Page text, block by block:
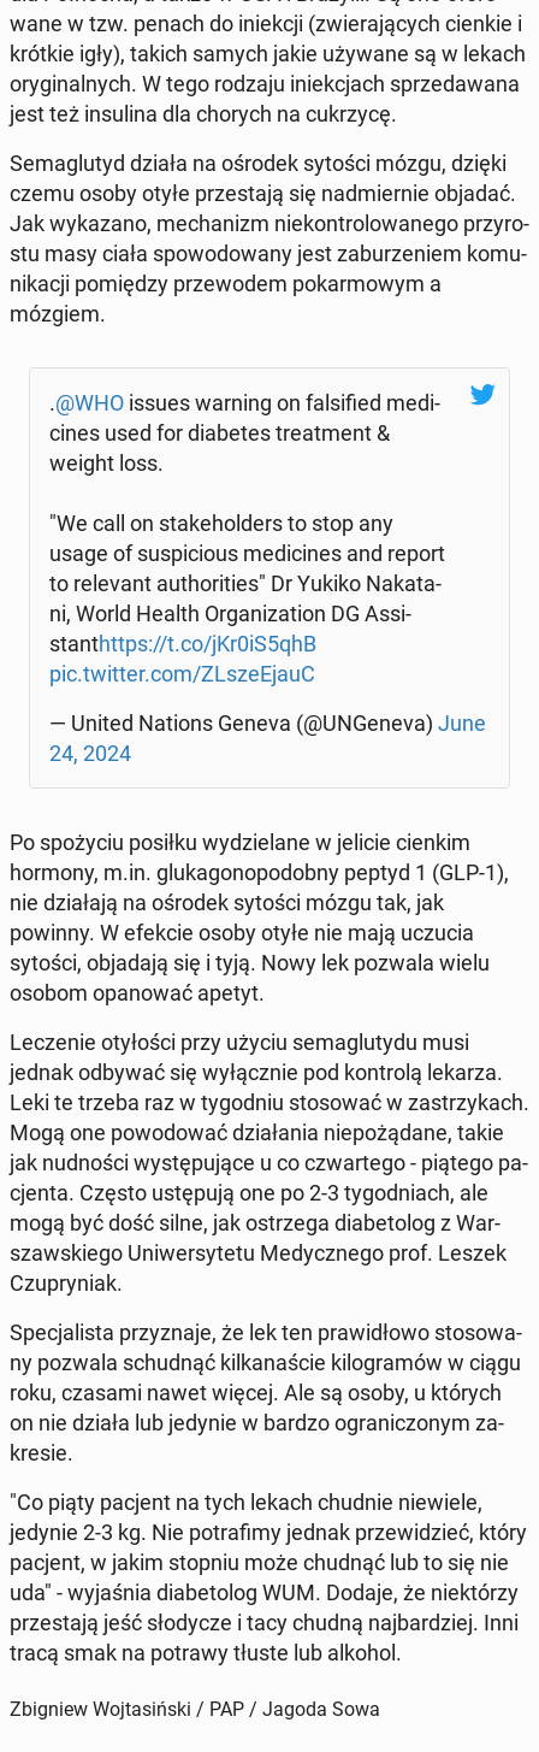
wa­ne w tzw. penach do in­iek­cji (zwie­ra­ją­cych cienkie i
krótkie igły), takich samych jakie używane są w lekach
ory­gi­nal­nych. W tego rodzaju in­iek­cjach sprze­da­wa­na
jest też in­su­li­na dla chorych na cu­krzy­cę.
Se­ma­glu­tyd działa na ośrodek sytości mózgu, dzięki
czemu osoby otyłe prze­sta­ją się nad­mier­nie objadać.
Jak wy­ka­za­no, me­cha­nizm nie­kon­tro­lo­wa­ne­go przy­ro­
stu masy ciała spo­wo­do­wa­ny jest za­bu­rze­niem ko­mu­
ni­ka­cji po­mię­dzy prze­wo­dem po­kar­mo­wym a
mózgiem.
.@WHO issues warning on fal­si­fied me­di­
ci­nes used for dia­be­tes tre­at­ment &
weight loss.
"We call on sta­ke­hol­ders to stop any
usage of su­spi­cio­us me­di­ci­nes and report
to re­le­vant au­tho­ri­ties" Dr Yukiko Na­ka­ta­
ni, World Health Or­ga­ni­za­tion DG As­si­
stanthttps://t.co/jKr0iS5qhB
pic.twitter.com/ZLsze­EjauC
— United Nations Geneva (@UNGe­ne­va) June
24, 2024
Po spo­ży­ciu posiłku wy­dzie­la­ne w jelicie cienkim
hormony, m.in. glu­ka­go­no­po­dob­ny peptyd 1 (GLP-1),
nie dzia­ła­ją na ośrodek sytości mózgu tak, jak
powinny. W efekcie osoby otyłe nie mają uczucia
sytości, ob­ja­da­ją się i tyją. Nowy lek pozwala wielu
osobom opa­no­wać apetyt.
Le­cze­nie oty­ło­ści przy użyciu se­ma­glu­ty­du musi
jednak odbywać się wy­łącz­nie pod kon­tro­lą lekarza.
Leki te trzeba raz w ty­go­dniu sto­so­wać w za­strzy­kach.
Mogą one po­wo­do­wać dzia­ła­nia nie­po­żą­da­ne, takie
jak nud­no­ści wy­stę­pu­ją­ce u co czwar­te­go - piątego pa­
cjen­ta. Często ustę­pu­ją one po 2-3 ty­go­dniach, ale
mogą być dość silne, jak ostrze­ga dia­be­to­log z War­
szaw­skie­go Uni­wer­sy­te­tu Me­dycz­ne­go prof. Leszek
Czu­pry­niak.
Spe­cja­li­sta przy­zna­je, że lek ten pra­wi­dło­wo sto­so­wa­
ny pozwala schud­nąć kil­ka­na­ście ki­lo­gra­mów w ciągu
roku, czasami nawet więcej. Ale są osoby, u których
on nie działa lub jedynie w bardzo ogra­ni­czo­nym za­
kre­sie.
"Co piąty pacjent na tych lekach chudnie nie­wie­le,
jedynie 2-3 kg. Nie po­tra­fi­my jednak prze­wi­dzieć, który
pacjent, w jakim stopniu może chudnąć lub to się nie
uda" - wy­ja­śnia dia­be­to­log WUM. Dodaje, że nie­któ­rzy
prze­sta­ją jeść sło­dy­cze i tacy chudną naj­bar­dziej. Inni
tracą smak na potrawy tłuste lub alkohol.
Zbigniew Wojtasiński / PAP / Jagoda Sowa